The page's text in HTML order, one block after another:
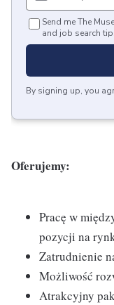
Send me The
and job search
By signing up, you
Oferujemy:
Pracę w
pozycji na
Zatrudnienie
Możliwość
Atrakcyjny